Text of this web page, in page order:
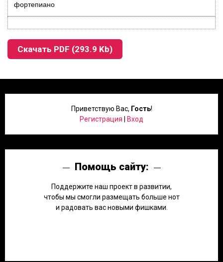
фортепиано
Скачать PDF (293.9 Kb)
Приветствую Вас, Гость!
Регистрация
Вход
Помощь сайту:
Поддержите наш проект в развитии,
чтобы мы смогли размещать больше нот
и радовать вас новыми фишками.